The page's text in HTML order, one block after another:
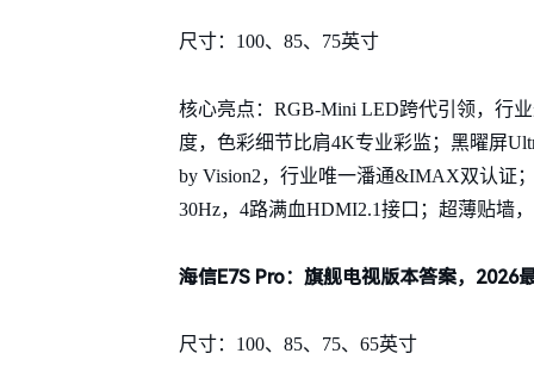
尺寸：100、85、75英寸
核心亮点：RGB-Mini LED跨代引领，行
度，色彩细节比肩4K专业彩监；黑曜屏
by Vision2，行业唯一潘通&IMAX双认证
30Hz，4路满血HDMI2.1接口；超薄贴墙
海信E7S Pro：旗舰电视版本答案，2026
尺寸：100、85、75、65英寸